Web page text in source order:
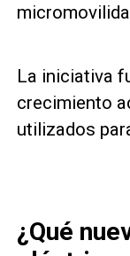
La iniciativa
crecimiento
utilizados
¿Qué